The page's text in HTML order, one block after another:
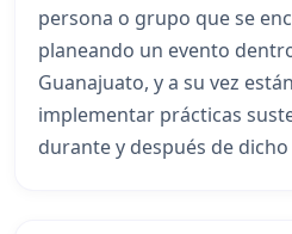
persona o grupo que se
planeando un evento
Guanajuato, y a su vez
implementar prácticas
durante y después de